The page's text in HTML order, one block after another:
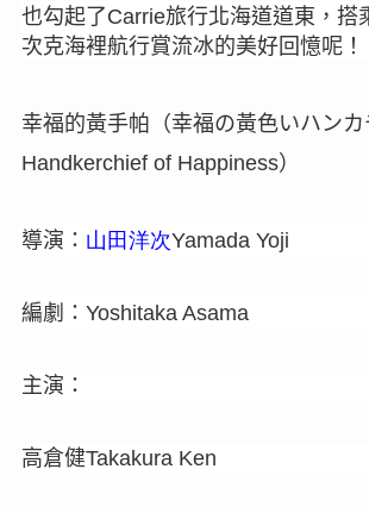
也勾起了Carrie旅行北海道道東，搭
次克海裡航行賞流冰的美好回憶呢！
幸福的黃手帕（幸福の黃色いハンカ
Handkerchief of Happiness）
導演： 山田洋次Yamada Yoji
編劇： Yoshitaka Asama
主演：
高倉健Takakura Ken